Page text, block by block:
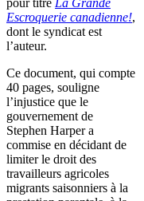
Escroquerie canadienne!,
dont le syndicat est
l’auteur.
Ce document, qui compte
40 pages, souligne
l’injustice que le
gouvernement de
Stephen Harper a
commise en décidant de
limiter le droit des
travailleurs agricoles
migrants saisonniers à la